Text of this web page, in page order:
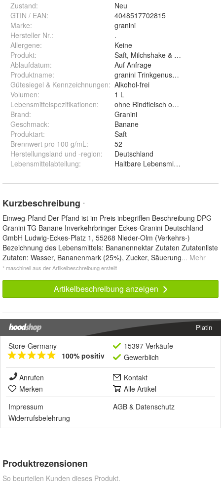
Zustand:
Neu
GTIN / EAN:
4048517702815
Marke:
granini
Hersteller Nr.:
.
Allergene:
Keine
Produkt:
Saft, Milchshake & Smoothie
Ablaufdatum:
Auf Anfrage
Produktname:
granini Trinkgenuss Banane
Gütesiegel & Kennzeichnungen: Alkohol-frei
Volumen:
1 L
Lebensmittelspezifikationen:
ohne Rindfleisch oder
Brand:
Granini
Geschmack:
Banane
Produktart:
Saft
Brennwert pro 100 g/mL:
52
Herstellungsland und -region:
Deutschland
Lebensmittelabteilung: Haltbare Lebensmittel
Kurzbeschreibung *
Einweg-Pfand Der Pfand ist im Preis inbegriffen Beschreibung DPG
Granini TG Banane Inverkehrbringer Eckes-Granini Deutschland
GmbH Ludwig-Eckes-Platz 1, 55268 Nieder-Olm (Verkehrs-)
Bezeichnung des Lebensmittels: Bananennektar Zutaten Zutatenliste
Zutaten: Wasser, Bananenmark (25%), Zucker, Säuerung... Mehr
* maschinell aus der Artikelbeschreibung erstellt
Artikelbeschreibung anzeigen
Platin
Store-Germany
100% positiv
15397 Verkäufe
Gewerblich
Anrufen
Kontakt
Merken
Alle Artikel
Impressum
AGB & Datenschutz
Widerrufsbelehrung
Produktrezensionen
So beurteilen Kunden dieses Produkt.